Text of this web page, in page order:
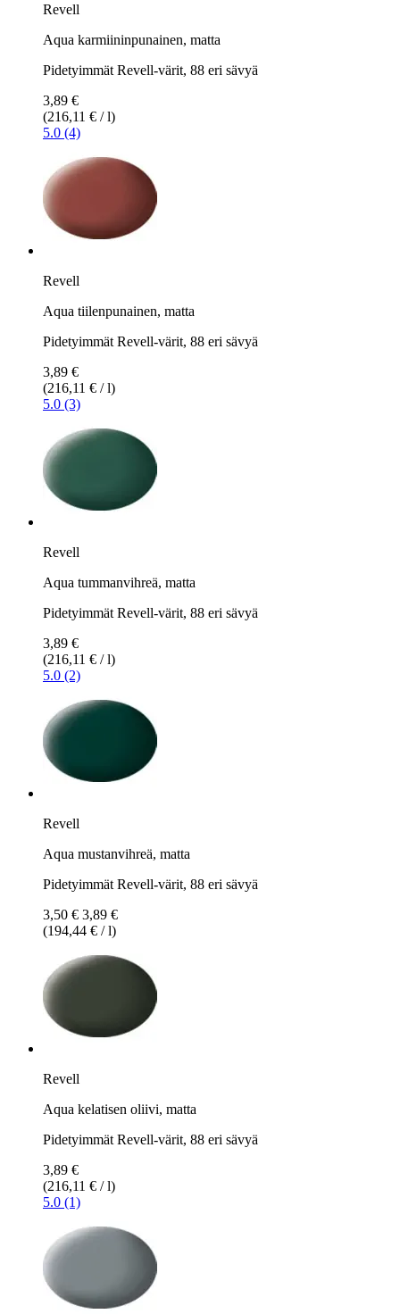
Revell
Aqua karmiininpunainen, matta
Pidetyimmät Revell-värit, 88 eri sävyä
3,89 €
(216,11 € / l)
5.0 (4)
Revell
Aqua tiilenpunainen, matta
Pidetyimmät Revell-värit, 88 eri sävyä
3,89 €
(216,11 € / l)
5.0 (3)
Revell
Aqua tummanvihreä, matta
Pidetyimmät Revell-värit, 88 eri sävyä
3,89 €
(216,11 € / l)
5.0 (2)
Revell
Aqua mustanvihreä, matta
Pidetyimmät Revell-värit, 88 eri sävyä
3,50 € 3,89 €
(194,44 € / l)
Revell
Aqua kelatisen oliivi, matta
Pidetyimmät Revell-värit, 88 eri sävyä
3,89 €
(216,11 € / l)
5.0 (1)